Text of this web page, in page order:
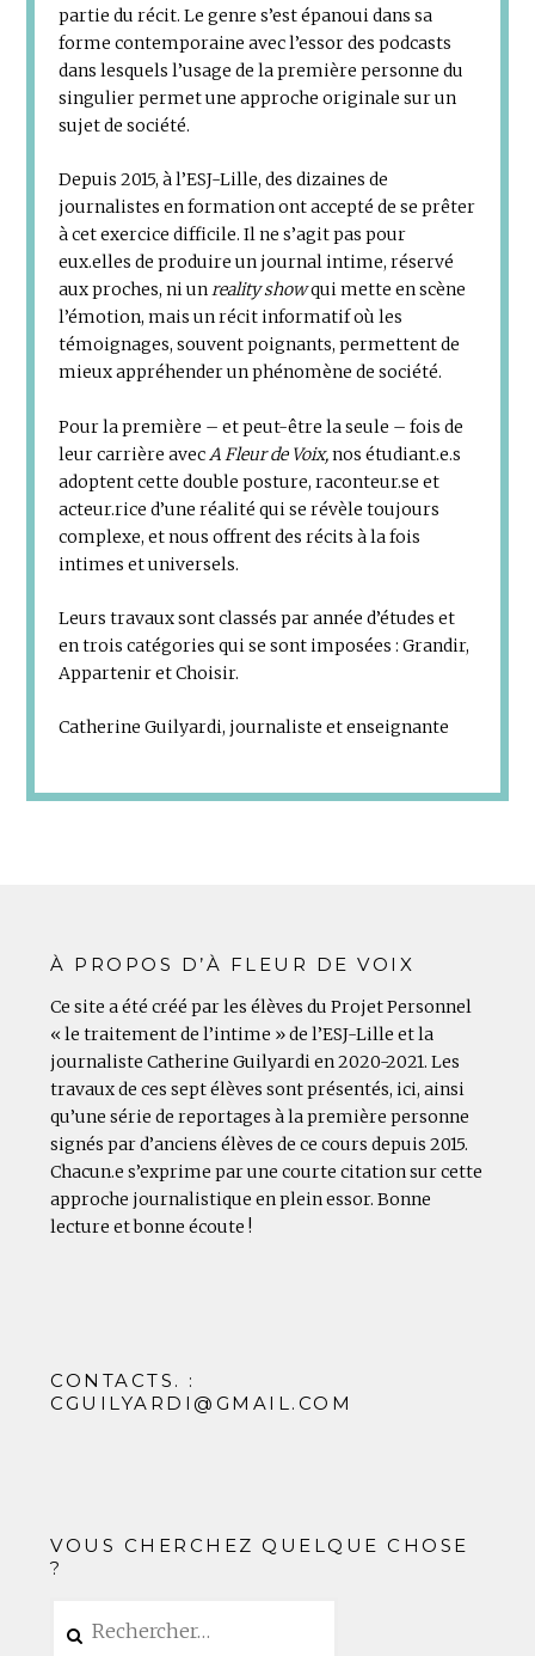
partie du récit. Le genre s’est épanoui dans sa
forme contemporaine avec l’essor des podcasts
dans lesquels l’usage de la première personne du
singulier permet une approche originale sur un
sujet de société.
Depuis 2015, à l’ESJ-Lille, des dizaines de
journalistes en formation ont accepté de se prêter
à cet exercice difficile. Il ne s’agit pas pour
eux.elles de produire un journal intime, réservé
aux proches, ni unreality showqui mette en scène
l’émotion, mais un récit informatif où les
témoignages, souvent poignants, permettent de
mieux appréhender un phénomène de société.
Pour la première – et peut-être la seule – fois de
leur carrière avecA Fleur de Voix,nos étudiant.e.s
adoptent cette double posture, raconteur.se et
acteur.rice d’une réalité qui se révèle toujours
complexe, et nous offrent des récits à la fois
intimes et universels.
Leurs travaux sont classés par année d’études et
en trois catégories qui se sont imposées : Grandir,
Appartenir et Choisir.
Catherine Guilyardi, journaliste et enseignante
À PROPOS D’À FLEUR DE VOIX
Ce site a été créé par les élèves du Projet Personnel
« le traitement de l’intime » de l’ESJ-Lille et la
journaliste Catherine Guilyardi en 2020-2021. Les
travaux de ces sept élèves sont présentés, ici, ainsi
qu’une série de reportages à la première personne
signés par d’anciens élèves de ce cours depuis 2015.
Chacun.e s’exprime par une courte citation sur cette
approche journalistique en plein essor. Bonne
lecture et bonne écoute !
CONTACTS. :
CGUILYARDI@GMAIL.COM
VOUS CHERCHEZ QUELQUE CHOSE
?